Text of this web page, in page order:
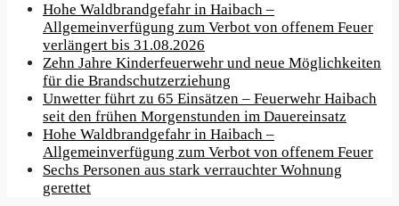
Hohe Waldbrandgefahr in Haibach –
Allgemeinverfügung zum Verbot von offenem Feuer
verlängert bis 31.08.2026
Zehn Jahre Kinderfeuerwehr und neue Möglichkeiten
für die Brandschutzerziehung
Unwetter führt zu 65 Einsätzen – Feuerwehr Haibach
seit den frühen Morgenstunden im Dauereinsatz
Hohe Waldbrandgefahr in Haibach –
Allgemeinverfügung zum Verbot von offenem Feuer
Sechs Personen aus stark verrauchter Wohnung
gerettet